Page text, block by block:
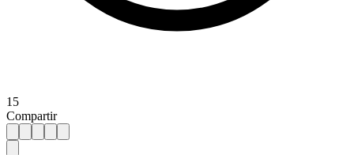
15
Compartir